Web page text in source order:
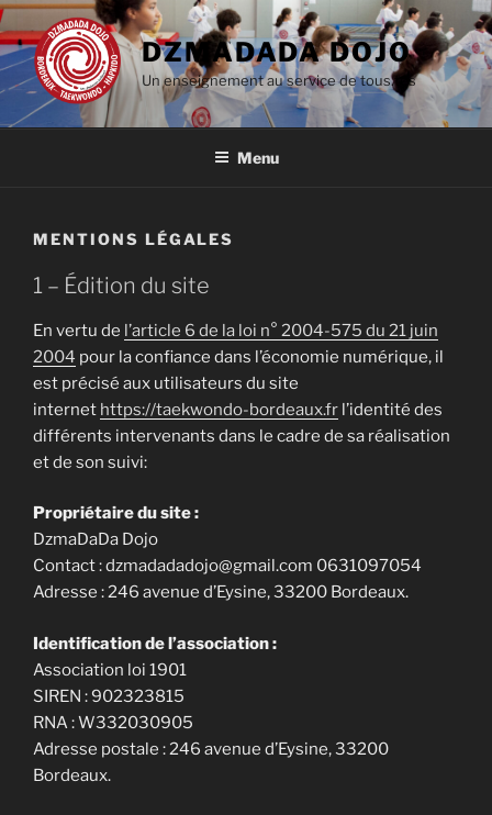
Aller
au
contenu
principal
DZMADADA DOJO
Un enseignement au service de tous.tes
Menu
MENTIONS LÉGALES
1 – Édition du site
En vertu de l’article 6 de la loi n° 2004-575 du 21 juin
2004 pour la confiance dans l’économie numérique, il
est précisé aux utilisateurs du site
internet https://taekwondo-bordeaux.fr l’identité des
différents intervenants dans le cadre de sa réalisation
et de son suivi:
Propriétaire du site :
DzmaDaDa Dojo
Contact : dzmadadadojo@gmail.com 0631097054
Adresse : 246 avenue d’Eysine, 33200 Bordeaux.
Identification de l’association :
Association loi 1901
SIREN : 902323815
RNA : W332030905
Adresse postale : 246 avenue d’Eysine, 33200
Bordeaux.